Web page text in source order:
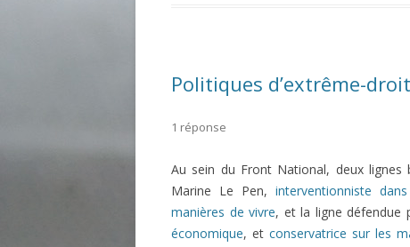
Politiques d’extrême-
1 réponse
Au sein du Front National, deux lignes
Marine Le Pen, interventionniste
manières de vivre, et la ligne défendue
économique, etconservatrice sur les